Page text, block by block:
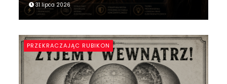
31 lipca 2026
PRZEKRACZAJĄC RUBIKON